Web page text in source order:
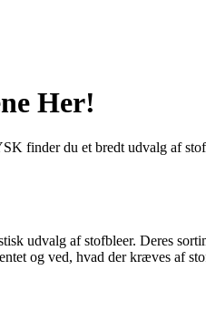
Her!
finder du et bredt udvalg af
udvalg af stofbleer. Deres
og ved, hvad der kræves af